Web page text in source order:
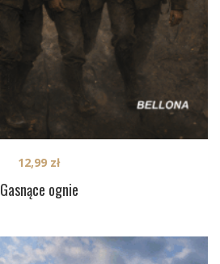
Gasnące ognie
12,99 zł